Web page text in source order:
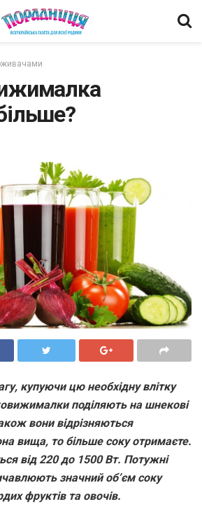
купуючи цю необхідну влітку
поділяють на шнекові
вони відрізняються
вища, то більше соку отримаєте.
від 220 до 1500 Вт. Потужні
значний об’єм соку
фруктів та овочів.